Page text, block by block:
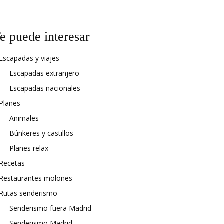
puede interesar
y viajes
Escapadas extranjero
Escapadas nacionales
Animales
Búnkeres y castillos
Planes relax
molones
senderismo
Senderismo fuera Madrid